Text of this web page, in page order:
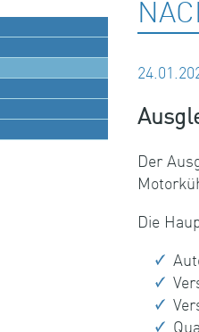
Der
Die